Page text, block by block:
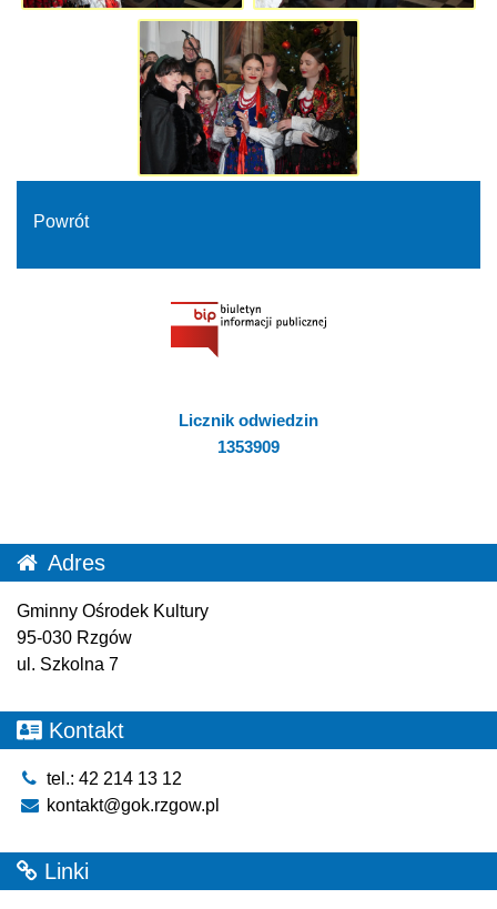
Powrót
Licznik odwiedzin
1353909
Adres
Gminny Ośrodek Kultury
95-030 Rzgów
ul. Szkolna 7
Kontakt
tel.: 42 214 13 12
kontakt@gok.rzgow.pl
Linki